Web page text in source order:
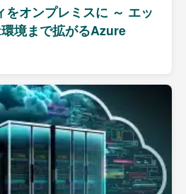
オンプレミスに ～ エッ
境まで拡がるAzure